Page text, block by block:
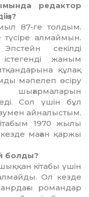
редактор
87-ге толдым.
түсіре алмай­мын.
секілді
жаным
құлақ
мәпелеп өсіру
Сол үшін бұл
айналыстым.
1970 жылы
маған қар­жы
болды?
кітабы үшін
Ол кезде
романдар